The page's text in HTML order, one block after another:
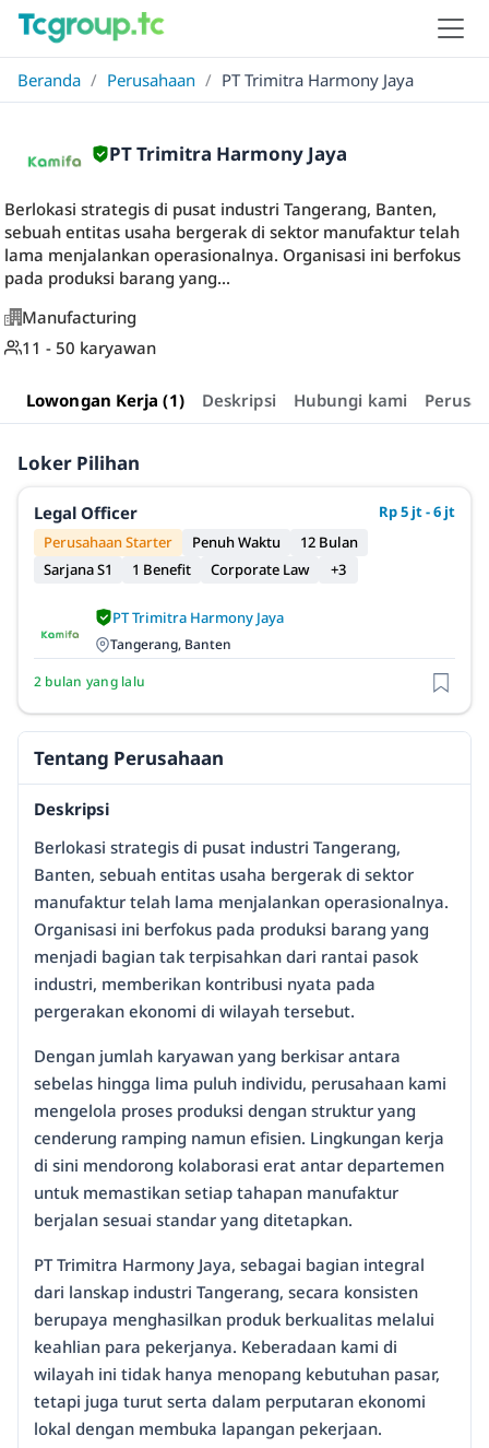
Beranda / Perusahaan / PT Trimitra Harmony Jaya
PT Trimitra Harmony Jaya
Berlokasi strategis di pusat industri Tangerang, Banten,
sebuah entitas usaha bergerak di sektor manufaktur telah
lama menjalankan operasionalnya. Organisasi ini berfokus
pada produksi barang yang...
Manufacturing
11 - 50 karyawan
Lowongan Kerja (1) Deskripsi Hubungi kami
Loker Pilihan
Legal Officer
Rp 5 jt - 6 jt
Perusahaan Starter
Penuh Waktu
12 Bulan
Sarjana S1
1 Benefit Corporate Law +3
PT Trimitra Harmony Jaya
Tangerang, Banten
2 bulan yang lalu
Tentang Perusahaan
Deskripsi
Berlokasi strategis di pusat industri Tangerang,
Banten, sebuah entitas usaha bergerak di sektor
manufaktur telah lama menjalankan operasionalnya.
Organisasi ini berfokus pada produksi barang yang
menjadi bagian tak terpisahkan dari rantai pasok
industri, memberikan kontribusi nyata pada
pergerakan ekonomi di wilayah tersebut.
Dengan jumlah karyawan yang berkisar antara
sebelas hingga lima puluh individu, perusahaan kami
mengelola proses produksi dengan struktur yang
cenderung ramping namun efisien. Lingkungan kerja
di sini mendorong kolaborasi erat antar departemen
untuk memastikan setiap tahapan manufaktur
berjalan sesuai standar yang ditetapkan.
PT Trimitra Harmony Jaya, sebagai bagian integral
dari lanskap industri Tangerang, secara konsisten
berupaya menghasilkan produk berkualitas melalui
keahlian para pekerjanya. Keberadaan kami di
wilayah ini tidak hanya menopang kebutuhan pasar,
tetapi juga turut serta dalam perputaran ekonomi
lokal dengan membuka lapangan pekerjaan.